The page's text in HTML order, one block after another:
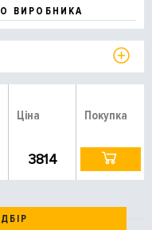
ВИРОБНИКА
Ціна Покупка
3814